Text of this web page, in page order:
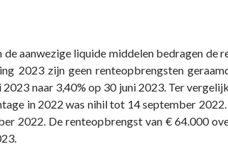
aanwezige liquide middelen bedragen de
2023 zijn geen renteopbrengsten
naar 3,40% op 30 juni 2023. Ter
in 2022 was nihil tot 14 september 2022.
2022. De renteopbrengst van € 64.000